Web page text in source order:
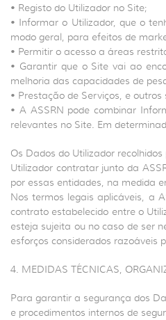
• Registo do Utilizador no Site;
• Informar o Utilizador, que o
modo geral, para efeitos de
• Permitir o acesso a áreas
• Garantir que o Site vai ao
melhoria das capacidades de
• Prestação de Serviços, e
• A ASSRN pode combinar
relevantes no Site. Em
Os Dados do Utilizador
Utilizador contratar junto da
por essas entidades, na medida
Nos termos legais aplicáveis, a
contrato estabelecido entre o
esteja sujeita ou no caso de ser
esforços considerados razoáveis
4. MEDIDAS TÉCNICAS,
Para garantir a segurança dos
e procedimentos internos de